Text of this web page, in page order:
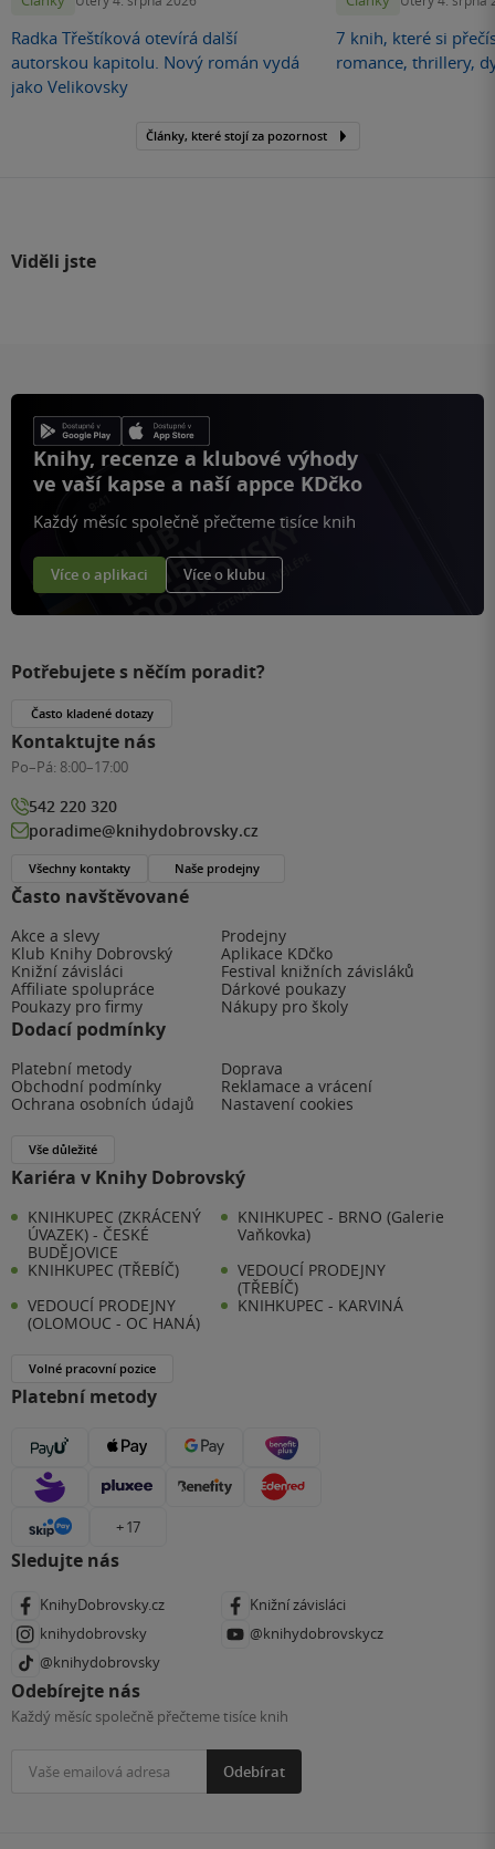
Radka Třeštíková otevírá další
autorskou kapitolu. Nový román vydá
jako Velikovsky
7 knih, které si
romance, thrillery,
Články, které stojí za pozornost
Viděli jste
Knihy, recenze a klubové výhody
ve vaší kapse a naší appce KDčko
Každý měsíc společně přečteme tisíce knih
Více o aplikaci Více o klubu
Často navštěvované
Akce a slevy
Prodejny
Klub Knihy Dobrovský
Aplikace KDčko
Knižní závisláci
Festival knižních závisláků
Affiliate spolupráce
Dárkové poukazy
Poukazy pro firmy
Nákupy pro školy
Dodací podmínky
Platební metody
Doprava
Obchodní podmínky
Reklamace a vrácení
Ochrana osobních údajů
Nastavení cookies
Vše důležité
Kariéra v Knihy Dobrovský
KNIHKUPEC (ZKRÁCENÝ
ÚVAZEK) - ČESKÉ
BUDĚJOVICE
KNIHKUPEC - BRNO (Galerie
Vaňkovka)
KNIHKUPEC (TŘEBÍČ)
VEDOUCÍ PRODEJNY
(TŘEBÍČ)
VEDOUCÍ PRODEJNY
(OLOMOUC - OC HANÁ)
KNIHKUPEC - KARVINÁ
Volné pracovní pozice
Platební metody
+ 17
Sledujte nás
KnihyDobrovsky.cz
Knižní závisláci
knihydobrovsky
@knihydobrovskycz
@knihydobrovsky
Odebírejte nás
Každý měsíc společně přečteme tisíce knih
Odebírat
Potřebujete s něčím poradit?
Často kladené dotazy
Kontaktujte nás
Po–Pá: 8:00–17:00
542 220 320
poradime@knihydobrovsky.cz
Všechny kontakty Naše prodejny